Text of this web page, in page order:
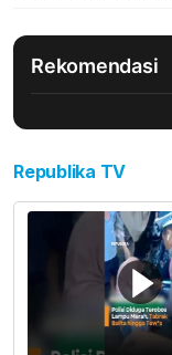
Rekomendasi
Republika TV